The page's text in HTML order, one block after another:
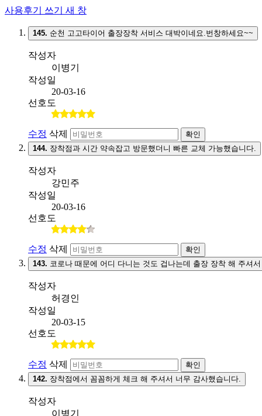
사용후기 쓰기 새 창
145. 순천 고고타이어 출장장착 서비스 대박이네요.번창하세요~~
작성자
이병기
작성일
20-03-16
선호도
수정 삭제
확인
144. 장착점과 시간 약속잡고 방문했더니 빠른 교체 가능했습니다.
작성자
강민주
작성일
20-03-16
선호도
수정 삭제
확인
143. 코로나 때문에 어디 다니는 것도 겁나는데 출장 장착 해 주셔
작성자
허경인
작성일
20-03-15
선호도
수정 삭제
확인
142. 장착점에서 꼼꼼하게 체크 해 주셔서 너무 감사했습니다.
작성자
이병기